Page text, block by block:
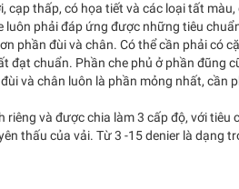
thấp, có họa tiết và các loại tất
luôn phải đáp ứng được những tiêu
phần đùi và chân. Có thể cần phải có
đạt chuẩn. Phần che phủ ở phần đũng
và chân luôn là phần mỏng nhất, cần
và được chia làm 3 cấp độ, với tiêu
thấu của vải. Từ 3 -15 denier là dạng